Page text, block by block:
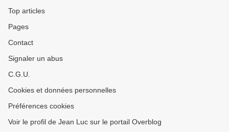
Top articles
Pages
Contact
Signaler un abus
C.G.U.
Cookies et données personnelles
Préférences cookies
Voir le profil de Jean Luc sur le portail Overblog